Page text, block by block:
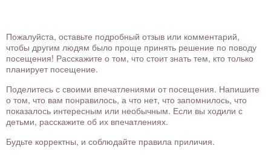
Пожалуйста, оставьте подробный отзыв или комментарий,
чтобы другим людям было проще принять решение по поводу
посещения! Расскажите о том, что стоит знать тем, кто только
планирует посещение.
Поделитесь с своими впечатлениями от посещения. Напишите
о том, что вам понравилось, а что нет, что запомнилось, что
показалось интересным или необычным. Если вы ходили с
детьми, расскажите об их впечатлениях.
Будьте корректны, и соблюдайте правила приличия.